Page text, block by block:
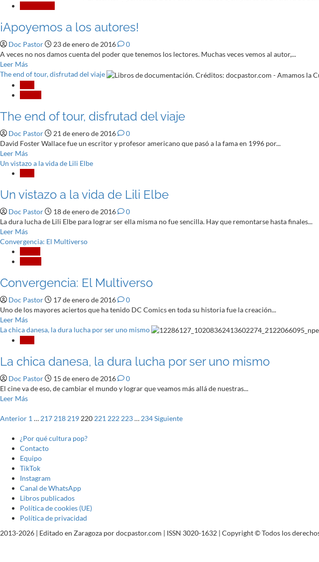
Convergencia:
Universo
DC,
Crisis
en
Tierras
¡Apoyemos a los autores!
Doc Pastor 23 de enero de 2016
0
A veces no nos damos cuenta del poder que tenemos los lectores. Muchas veces vemos al autor,...
Leer MásLeer
más
acerca
de
a
los
autores!
The end of tour, disfrutad del viaje
The end of tour, disfrutad del viaje
Doc Pastor 21 de enero de 2016
0
David Foster Wallace fue un escritor y profesor americano que pasó a la fama en 1996 por...
Leer MásLeer
más
The
of
tour,
disfrutad
del
Un vistazo a la vida de Lili Elbe
Un vistazo a la vida de Lili Elbe
Doc Pastor 18 de enero de 2016
0
La dura lucha de Lili Elbe para lograr ser ella misma no fue sencilla. Hay que remontarse hasta finales...
Leer MásLeer
más
vistazo
la
vida
de
Lili
Convergencia: El Multiverso
Convergencia: El Multiverso
Doc Pastor 17 de enero de 2016
0
Uno de los mayores aciertos que ha tenido DC Comics en toda su historia fue la creación...
Leer MásLeer
más
Convergencia:
Multiverso
La chica danesa, la dura lucha por ser uno mismo
La chica danesa, la dura lucha por ser uno mismo
Doc Pastor 15 de enero de 2016
0
El cine va de eso, de cambiar el mundo y lograr que veamos más allá de nuestras...
Leer MásLeer
acerca
La
chica
danesa,
la
dura
lucha
por
ser
uno
Paginación
de
entradas
Anterior 1 … 217 218 219 220 221 222 223… 234Siguiente
¿Por qué cultura pop?
Contacto
Equipo
TikTok
Instagram
Canal de WhatsApp
Libros publicados
Política de cookies (UE)
Política de privacidad
2013-2026 | Editado en Zaragoza por docpastor.com | ISSN 3020-1632 | Copyright © Todos los